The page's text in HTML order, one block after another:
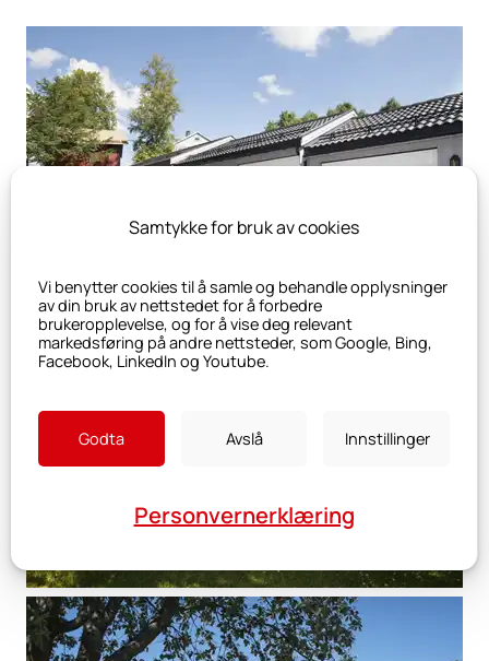
Samtykke for bruk av cookies
Vi benytter cookies til å samle og behandle opplysninger
av din bruk av nettstedet for å forbedre
brukeropplevelse, og for å vise deg relevant
markedsføring på andre nettsteder, som Google, Bing,
Facebook, LinkedIn og Youtube.
Godta Avslå Innstillinger
Personvernerklæring